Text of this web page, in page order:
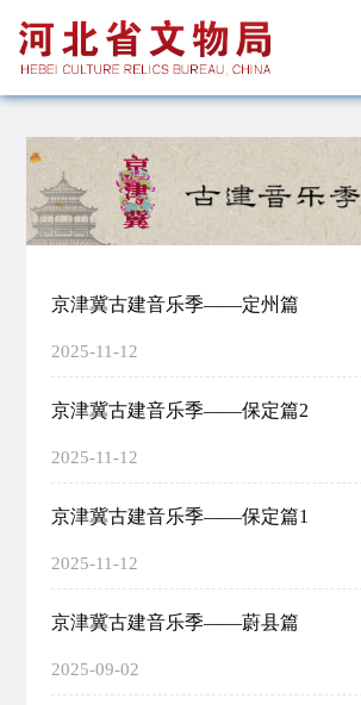
京津冀古建音乐季——定州篇
2025-11-12
京津冀古建音乐季——保定篇2
2025-11-12
京津冀古建音乐季——保定篇1
2025-11-12
京津冀古建音乐季——蔚县篇
2025-09-02